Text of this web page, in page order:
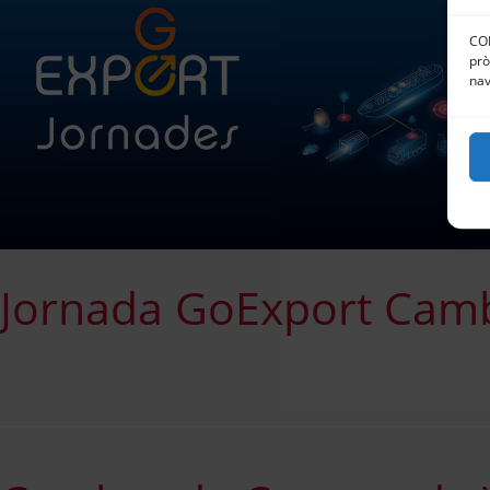
Jornada GoExport